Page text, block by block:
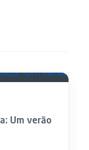
Um verão